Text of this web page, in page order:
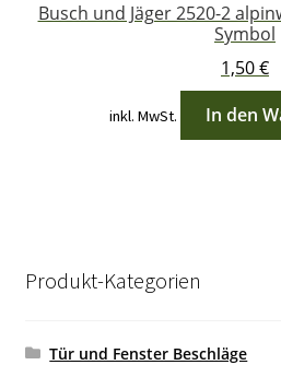
Busch und Jäger 2520-2
Symbol
1,50€
inkl. MwSt. In den
Produkt-Kategorien
Tür und Fenster Beschläge